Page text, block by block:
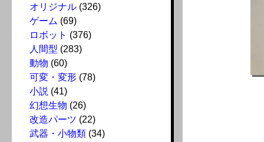
オリジナル (326)
ゲーム (69)
ロボット (376)
人間型 (283)
動物 (60)
可変・変形 (78)
小説 (41)
幻想生物 (26)
改造パーツ (22)
武器・小物類 (34)